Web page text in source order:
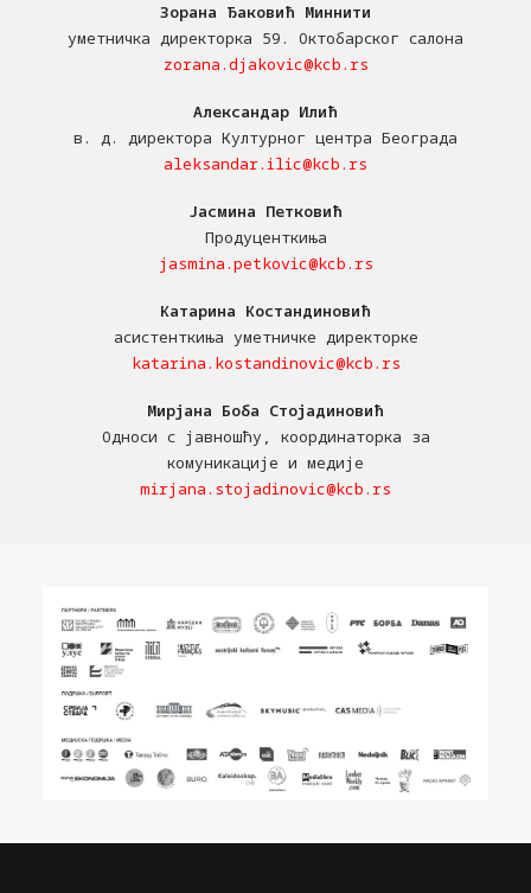
Зорана Ђаковић Миннити
уметничка директорка 59. Октобарског салона
zorana.djakovic@kcb.rs
Александар Илић
в. д. директора Културног центра Београда
aleksandar.ilic@kcb.rs
Јасмина Петковић
Продуценткиња
jasmina.petkovic@kcb.rs
Катарина Костандиновић
асистенткиња уметничке директорке
katarina.kostandinovic@kcb.rs
Мирјана Боба Стојадиновић
Односи с јавношћу, координаторка за
комуникације и медије
mirjana.stojadinovic@kcb.rs